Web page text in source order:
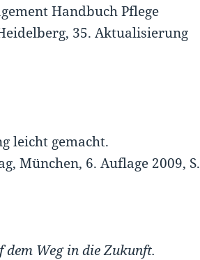
Handbuch Pflege
35. Aktualisierung
leicht gemacht.
München, 6. Auflage 2009, S.
dem Weg in die Zukunft.